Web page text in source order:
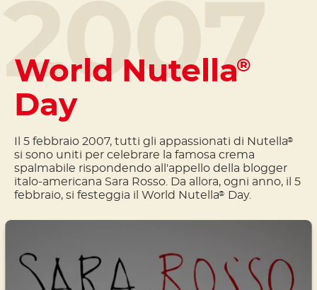
2007
World Nutella®
Day
Il 5 febbraio 2007, tutti gli appassionati di Nutella®
si sono uniti per celebrare la famosa crema
spalmabile rispondendo all'appello della blogger
italo-americana Sara Rosso. Da allora, ogni anno, il 5
febbraio, si festeggia il World Nutella® Day.